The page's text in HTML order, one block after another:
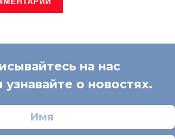
на нас
о новостях.